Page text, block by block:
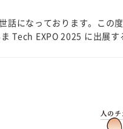
話になっております。この
Tech EXPO 2025 に出展す